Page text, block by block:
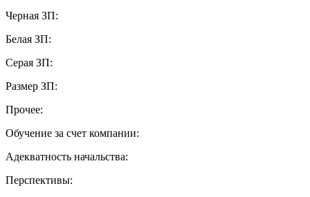
Черная ЗП:
Белая ЗП:
Серая ЗП:
Размер ЗП:
Прочее:
Обучение за счет компании:
Адекватность начальства:
Перспективы: